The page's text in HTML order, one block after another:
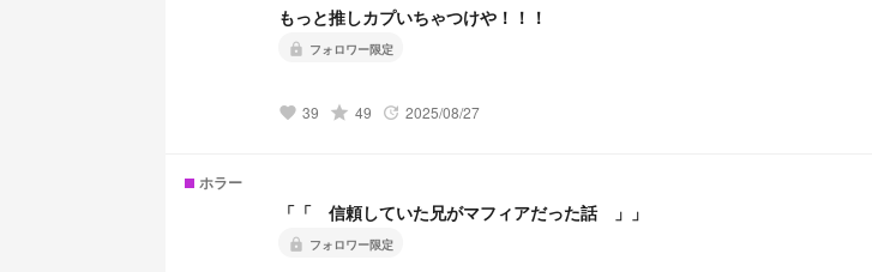
もっと推しカプいちゃつけや！！！
lock フォロワー限定
favorite 39 grade 49 update 2025/08/27
ホラー
「「 信頼していた兄がマフィアだった話 」」
lock フォロワー限定